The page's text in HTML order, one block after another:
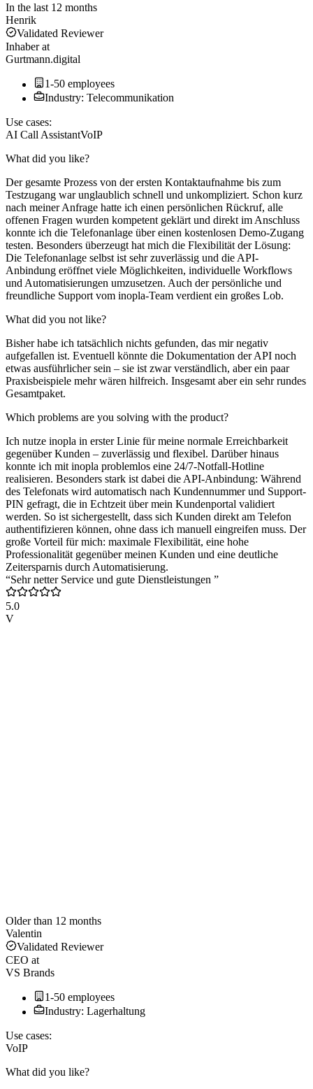
In the last 12 months
Henrik
Validated Reviewer
Inhaberat
Gurtmann.digital
1-50 employees
Industry: Telecommunikation
Use cases:
AI Call AssistantVoIP
What did you like?
Der gesamte Prozess von der ersten Kontaktaufnahme bis zum
Testzugang war unglaublich schnell und unkompliziert. Schon kurz
nach meiner Anfrage hatte ich einen persönlichen Rückruf, alle
offenen Fragen wurden kompetent geklärt und direkt im Anschluss
konnte ich die Telefonanlage über einen kostenlosen Demo-Zugang
testen. Besonders überzeugt hat mich die Flexibilität der Lösung:
Die Telefonanlage selbst ist sehr zuverlässig und die API-
Anbindung eröffnet viele Möglichkeiten, individuelle Workflows
und Automatisierungen umzusetzen. Auch der persönliche und
freundliche Support vom inopla-Team verdient ein großes Lob.
What did you not like?
Bisher habe ich tatsächlich nichts gefunden, das mir negativ
aufgefallen ist. Eventuell könnte die Dokumentation der API noch
etwas ausführlicher sein – sie ist zwar verständlich, aber ein paar
Praxisbeispiele mehr wären hilfreich. Insgesamt aber ein sehr rundes
Gesamtpaket.
Which problems are you solving with the product?
Ich nutze inopla in erster Linie für meine normale Erreichbarkeit
gegenüber Kunden – zuverlässig und flexibel. Darüber hinaus
konnte ich mit inopla problemlos eine 24/7-Notfall-Hotline
realisieren. Besonders stark ist dabei die API-Anbindung: Während
des Telefonats wird automatisch nach Kundennummer und Support-
PIN gefragt, die in Echtzeit über mein Kundenportal validiert
werden. So ist sichergestellt, dass sich Kunden direkt am Telefon
authentifizieren können, ohne dass ich manuell eingreifen muss. Der
große Vorteil für mich: maximale Flexibilität, eine hohe
Professionalität gegenüber meinen Kunden und eine deutliche
Zeitersparnis durch Automatisierung.
“Sehr netter Service und gute Dienstleistungen ”
5.0
V
Older than 12 months
Valentin
Validated Reviewer
CEO at
VS Brands
1-50 employees
Industry: Lagerhaltung
Use cases:
VoIP
What did you like?